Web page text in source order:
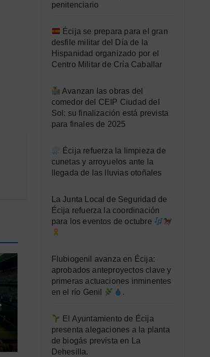
penitenciario
Écija se prepara para el gran
desfile militar del Día de la
Hispanidad organizado por el
Centro Militar de Cría Caballar
Avanzan las obras del
comedor del CEIP Ciudad del
Sol: su finalización está prevista
para finales de 2025
Écija refuerza la limpieza de
cunetas y arroyuelos ante la
llegada de las lluvias otoñales
La Junta Local de Seguridad de
Écija refuerza la coordinación
para los eventos de octubre
Flubiogenil avanza en Écija:
aprobados anteproyectos clave y
primeras actuaciones inminentes
en el río Genil
.
El Ayuntamiento de Écija
presenta alegaciones a la planta
de biogás prevista en La
Dehesilla.